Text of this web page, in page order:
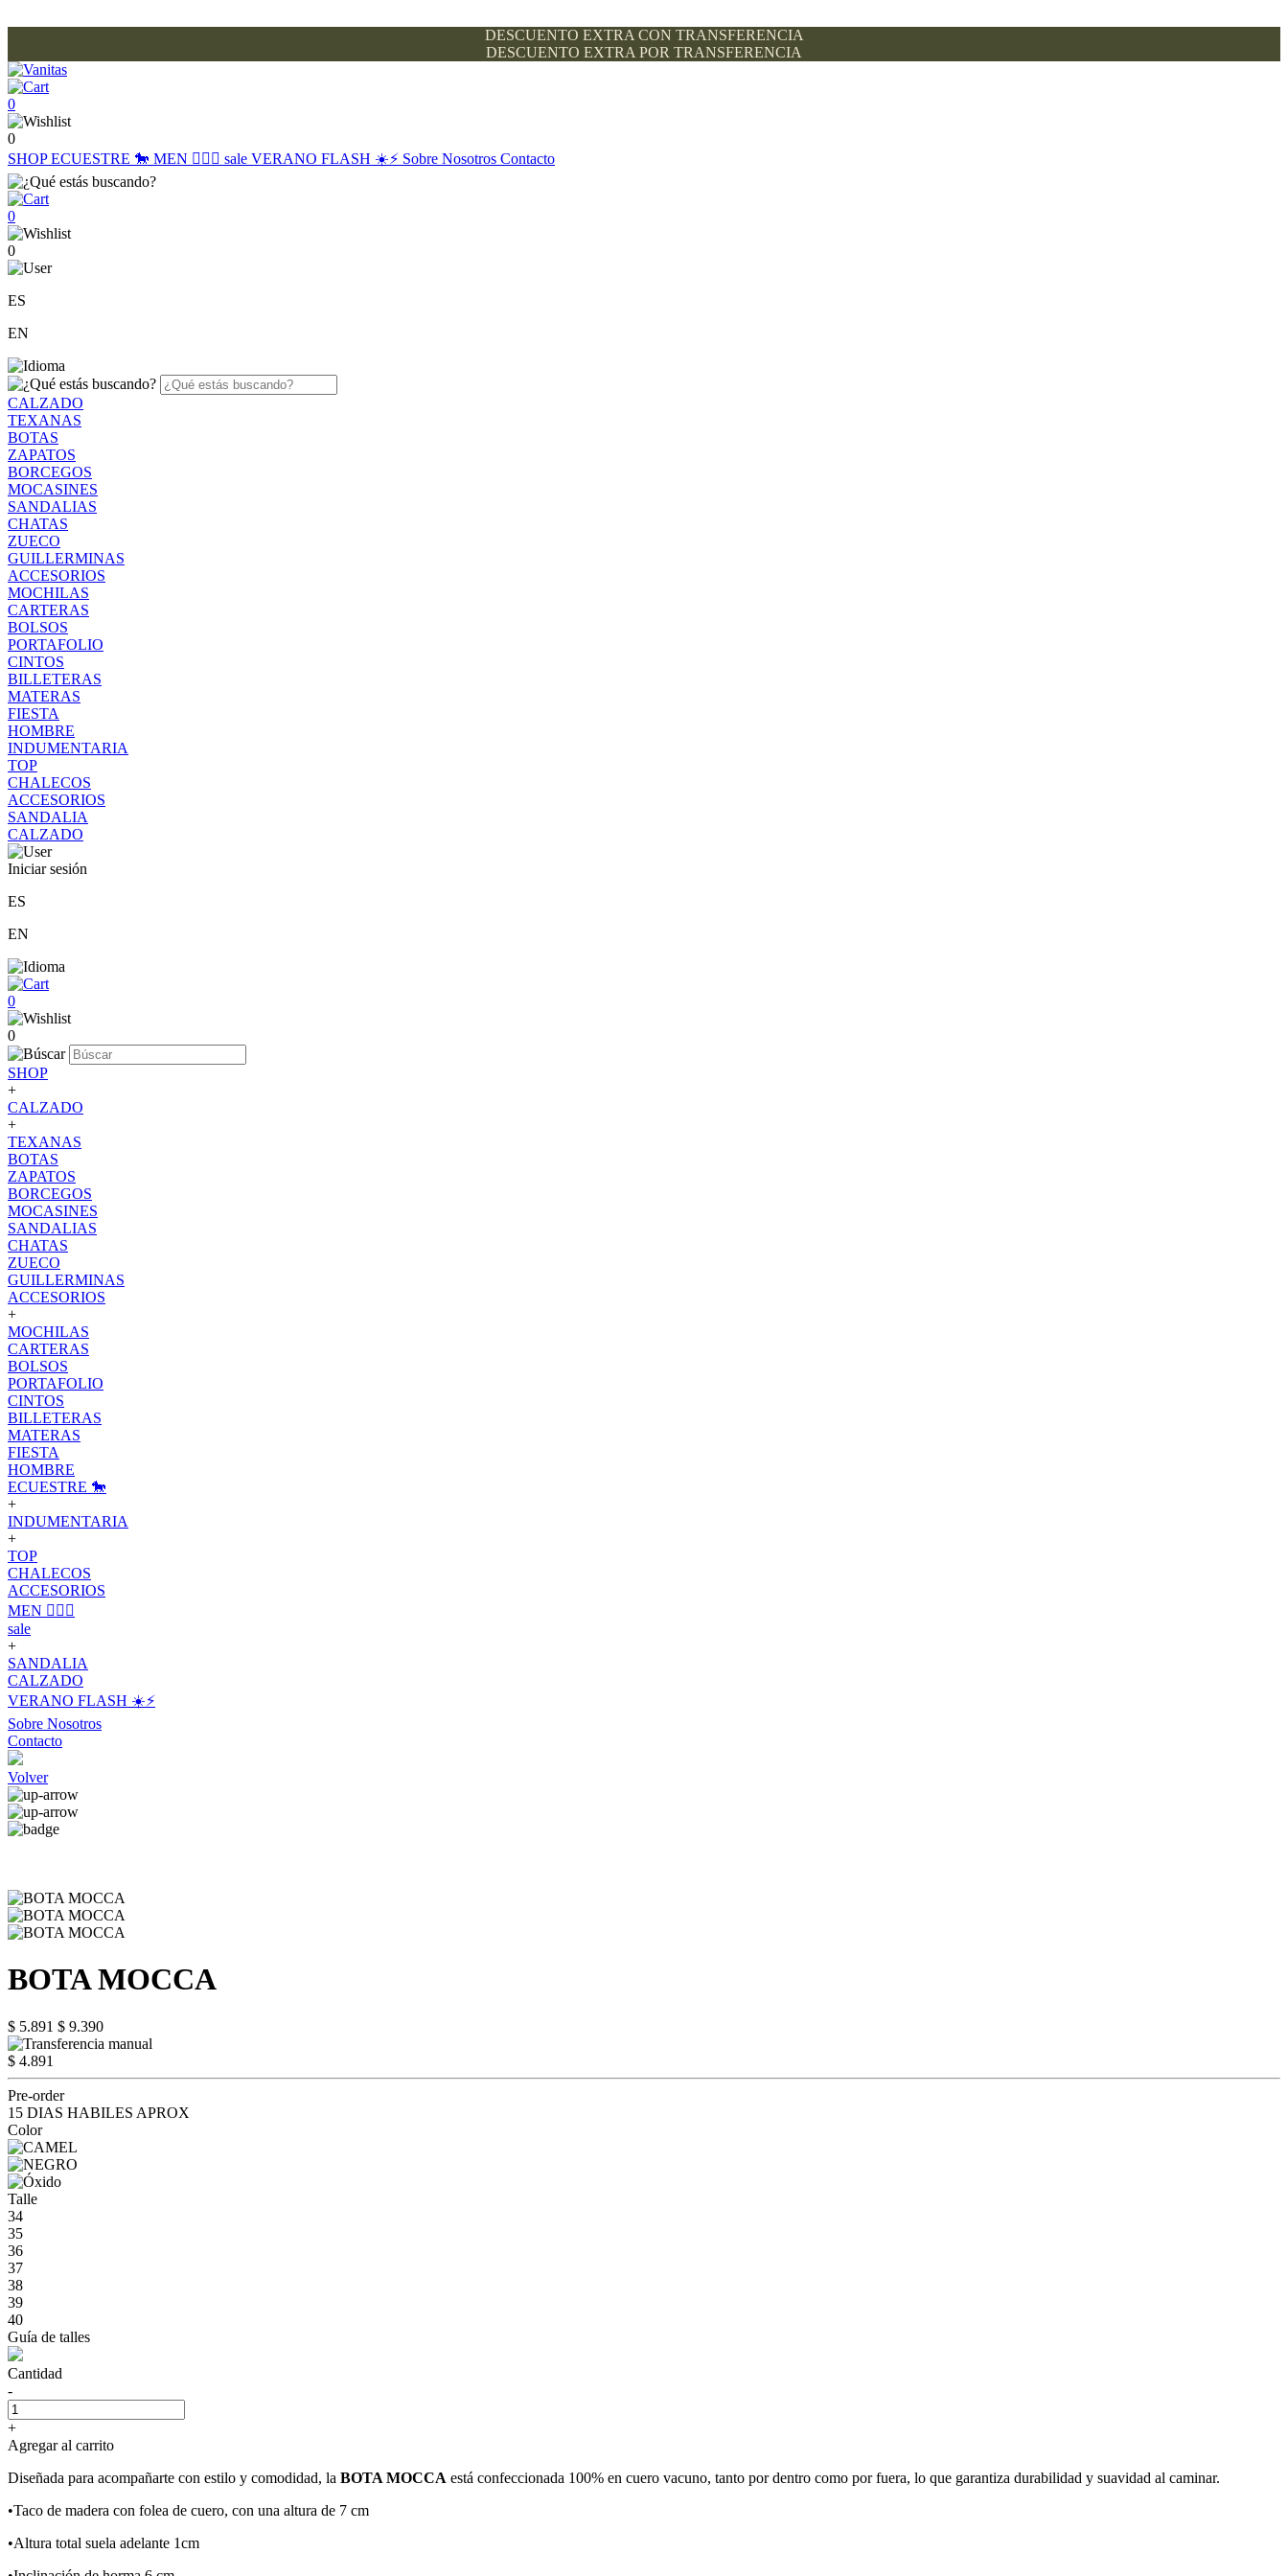
DESCUENTO EXTRA CON TRANSFERENCIA
DESCUENTO EXTRA POR TRANSFERENCIA
0
0
SHOPECUESTRE 🐎 MEN 🙋🏽‍♂️ sale VERANO FLASH ☀️⚡️ Sobre Nosotros Contacto
0
0
ES
EN
CALZADO
TEXANAS
BOTAS
ZAPATOS
BORCEGOS
MOCASINES
SANDALIAS
CHATAS
ZUECO
GUILLERMINAS
ACCESORIOS
MOCHILAS
CARTERAS
BOLSOS
PORTAFOLIO
CINTOS
BILLETERAS
MATERAS
FIESTA
HOMBRE
INDUMENTARIA
TOP
CHALECOS
ACCESORIOS
SANDALIA
CALZADO
Iniciar sesión
ES
EN
0
0
SHOP
+
CALZADO
+
TEXANAS
BOTAS
ZAPATOS
BORCEGOS
MOCASINES
SANDALIAS
CHATAS
ZUECO
GUILLERMINAS
ACCESORIOS
+
MOCHILAS
CARTERAS
BOLSOS
PORTAFOLIO
CINTOS
BILLETERAS
MATERAS
FIESTA
HOMBRE
ECUESTRE 🐎
+
INDUMENTARIA
+
TOP
CHALECOS
ACCESORIOS
MEN 🙋🏽‍♂️
sale
+
SANDALIA
CALZADO
VERANO FLASH ☀️⚡️
Sobre Nosotros
Contacto
Volver
BOTA MOCCA
$ 5.891 $ 9.390
$ 4.891
Pre-order
15 DIAS HABILES APROX
Color
Talle
34
35
36
37
38
39
40
Guía de talles
Cantidad
-
+
Agregar al carrito
Diseñada para acompañarte con estilo y comodidad, la BOTA MOCCA está confeccionada 100% en cuero vacuno, tanto por dentro como por fuera, lo que garantiza durabilidad y suavidad al caminar.
•Taco de madera con folea de cuero, con una altura de 7 cm
•Altura total suela adelante 1cm